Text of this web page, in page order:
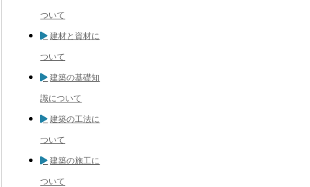
ついて
建材と資材に
ついて
建築の基礎知
識について
建築の工法に
ついて
建築の施工に
ついて